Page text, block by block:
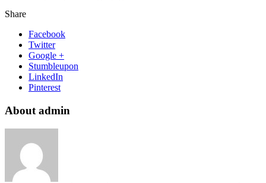
Share
Facebook
Twitter
Google +
Stumbleupon
LinkedIn
Pinterest
About admin